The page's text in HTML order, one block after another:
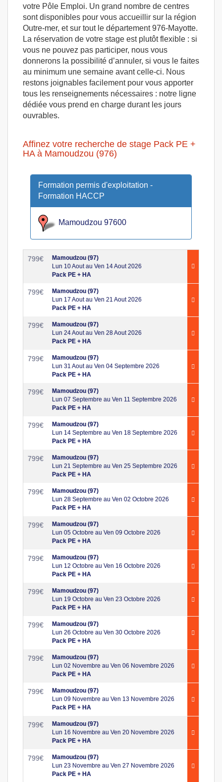
votre Pôle Emploi. Un grand nombre de centres
sont disponibles pour vous accueillir sur la région
Outre-mer, et sur tout le département 976-Mayotte.
La réservation de votre stage est plutôt flexible : si
vous ne pouvez pas participer, nous vous
donnerons la possibilité d’annuler, si vous le faites
au minimum une semaine avant celle-ci. Nous
restons joignables facilement pour vous apporter
tous les renseignements nécessaires : notre ligne
dédiée vous prend en charge durant les jours
ouvrables.
Affinez votre recherche de stage Pack PE +
HA à Mamoudzou (976)
Formation permis d'exploitation -
Formation HACCP
Mamoudzou 97600
799€
Mamoudzou (97)
Lun 10 Aout au Ven 14 Aout 2026
Pack PE + HA
799€
Mamoudzou (97)
Lun 17 Aout au Ven 21 Aout 2026
Pack PE + HA
799€
Mamoudzou (97)
Lun 24 Aout au Ven 28 Aout 2026
Pack PE + HA
799€
Mamoudzou (97)
Lun 31 Aout au Ven 04 Septembre 2026
Pack PE + HA
799€
Mamoudzou (97)
Lun 07 Septembre au Ven 11 Septembre 2026
Pack PE + HA
799€
Mamoudzou (97)
Lun 14 Septembre au Ven 18 Septembre 2026
Pack PE + HA
799€
Mamoudzou (97)
Lun 21 Septembre au Ven 25 Septembre 2026
Pack PE + HA
799€
Mamoudzou (97)
Lun 28 Septembre au Ven 02 Octobre 2026
Pack PE + HA
799€
Mamoudzou (97)
Lun 05 Octobre au Ven 09 Octobre 2026
Pack PE + HA
799€
Mamoudzou (97)
Lun 12 Octobre au Ven 16 Octobre 2026
Pack PE + HA
799€
Mamoudzou (97)
Lun 19 Octobre au Ven 23 Octobre 2026
Pack PE + HA
799€
Mamoudzou (97)
Lun 26 Octobre au Ven 30 Octobre 2026
Pack PE + HA
799€
Mamoudzou (97)
Lun 02 Novembre au Ven 06 Novembre 2026
Pack PE + HA
799€
Mamoudzou (97)
Lun 09 Novembre au Ven 13 Novembre 2026
Pack PE + HA
799€
Mamoudzou (97)
Lun 16 Novembre au Ven 20 Novembre 2026
Pack PE + HA
799€
Mamoudzou (97)
Lun 23 Novembre au Ven 27 Novembre 2026
Pack PE + HA